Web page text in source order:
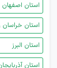
استان اصفهان
استان
استان البرز
استان